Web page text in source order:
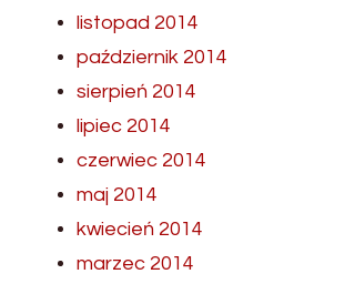
listopad 2014
październik 2014
sierpień 2014
lipiec 2014
czerwiec 2014
maj 2014
kwiecień 2014
marzec 2014